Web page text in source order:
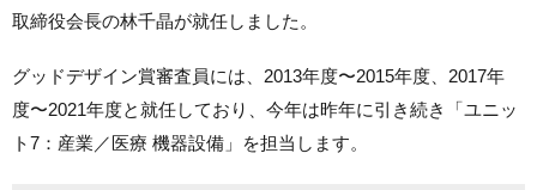
取締役会長の林千晶が就任しました。
グッドデザイン賞審査員には、2013年度〜2015年度、2017年
度〜2021年度と就任しており、今年は昨年に引き続き「ユニッ
ト7：産業／医療 機器設備」を担当します。